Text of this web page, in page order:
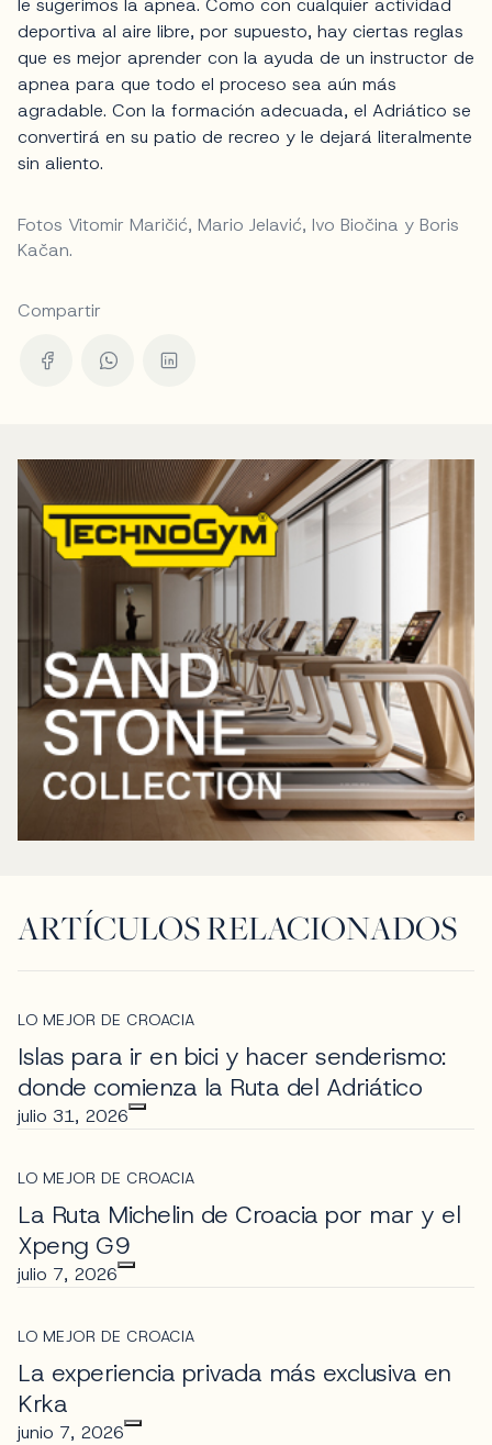
le sugerimos la apnea. Como con cualquier actividad
deportiva al aire libre, por supuesto, hay ciertas reglas
que es mejor aprender con la ayuda de un instructor de
apnea para que todo el proceso sea aún más
agradable. Con la formación adecuada, el Adriático se
convertirá en su patio de recreo y le dejará literalmente
sin aliento.
Fotos Vitomir Maričić, Mario Jelavić, Ivo Biočina y Boris
Kačan.
Compartir
ARTÍCULOS RELACIONADOS
LO MEJOR DE CROACIA
Islas para ir en bici y hacer senderismo:
donde comienza la Ruta del Adriático
julio 31, 2026
LO MEJOR DE CROACIA
La Ruta Michelin de Croacia por mar y el
Xpeng G9
julio 7, 2026
LO MEJOR DE CROACIA
La experiencia privada más exclusiva en
Krka
junio 7, 2026